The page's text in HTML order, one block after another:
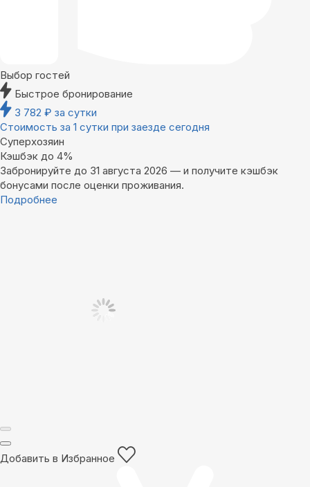
Выбор гостей
Быстрое бронирование
3 782 ₽ за сутки
Стоимость за 1 сутки при заезде сегодня
Суперхозяин
Кэшбэк до 4%
Забронируйте до 31 августа 2026 — и получите кэшбэк
бонусами после оценки проживания.
Подробнее
Добавить в Избранное